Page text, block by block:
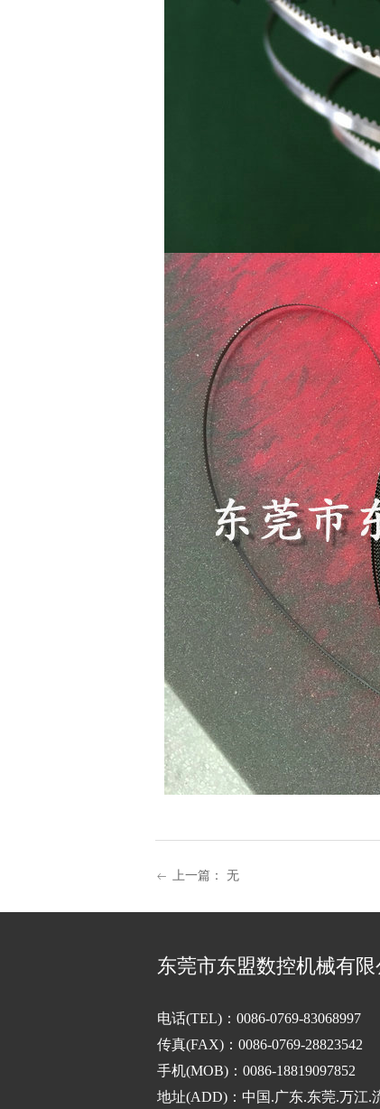
ꂃ 上一篇： 无
东莞市东盟数控机械有限
电话(TEL)：0086-0769-83068997
传真(FAX)：0086-0769-28823542
手机(MOB)：0086-18819097852
地址(ADD)：中国.广东.东莞.万江.